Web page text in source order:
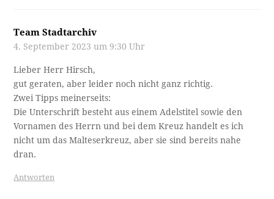
Team Stadtarchiv
4. September 2023 um 9:30 Uhr
Lieber Herr Hirsch,
gut geraten, aber leider noch nicht ganz richtig.
Zwei Tipps meinerseits:
Die Unterschrift besteht aus einem Adelstitel sowie den
Vornamen des Herrn und bei dem Kreuz handelt es ich
nicht um das Malteserkreuz, aber sie sind bereits nahe
dran.
Antworten